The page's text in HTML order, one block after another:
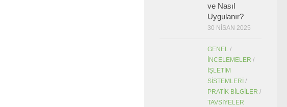
ve Nasıl
Uygulanır?
30 NISAN 2025
GENEL /
İNCELEMELER /
İŞLETIM
SISTEMLERI /
PRATIK BILGILER /
TAVSIYELER